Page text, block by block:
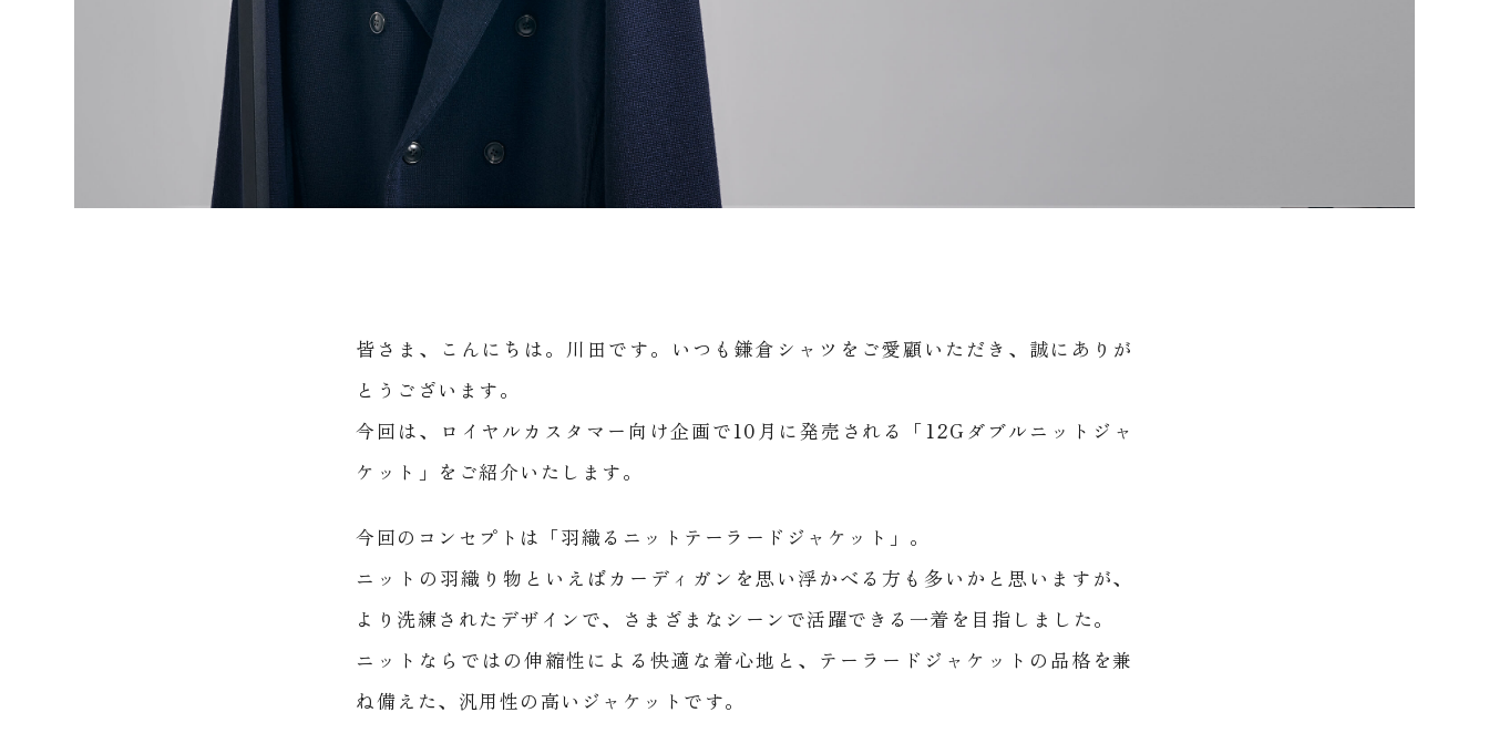
皆さま、こんにちは。川田です。いつも鎌倉シャツをご愛顧いただき、誠にありが
とうございます。
今回は、ロイヤルカスタマー向け企画で10月に発売される「12Gダブルニットジャ
ケット」をご紹介いたします。
今回のコンセプトは「羽織るニットテーラードジャケット」。
ニットの羽織り物といえばカーディガンを思い浮かべる方も多いかと思いますが、
より洗練されたデザインで、さまざまなシーンで活躍できる一着を目指しました。
ニットならではの伸縮性による快適な着心地と、テーラードジャケットの品格を兼
ね備えた、汎用性の高いジャケットです。